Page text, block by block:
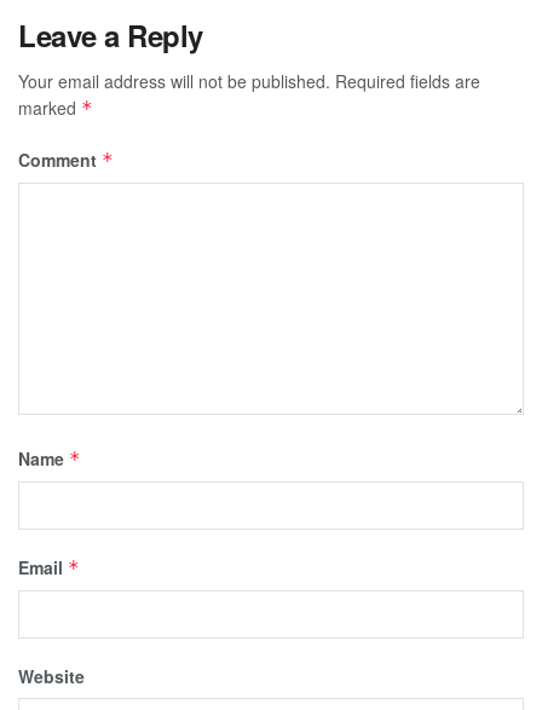
Leave a Reply
Your email address will not be published. Required fields are
marked *
Comment *
Name *
Email *
Website